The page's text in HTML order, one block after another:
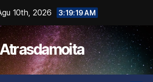
10th, 2026 3:19:21 AM